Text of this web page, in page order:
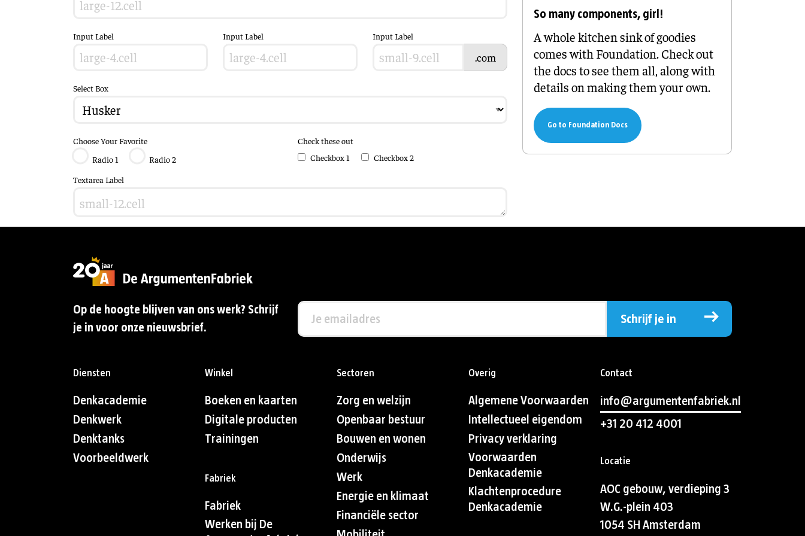
Input Label Input Label Input Label
.com
Select Box
Choose Your Favorite
Radio 1
Radio 2
Check these out
Checkbox 1
Checkbox 2
Textarea Label
So many components, girl!
A whole kitchen sink of goodies
comes with Foundation. Check out
the docs to see them all, along with
details on making them your own.
Go to Foundation Docs
Op de hoogte blijven van ons werk? Schrijf
je in voor onze nieuwsbrief.
Schrijf je in
Diensten
Denkacademie
Denkwerk
Denktanks
Voorbeeldwerk
Winkel
Boeken en kaarten
Digitale producten
Trainingen
Fabriek
Fabriek
Werken bij De
Sectoren
Zorg en welzijn
Openbaar bestuur
Bouwen en wonen
Onderwijs
Werk
Energie en klimaat
Financiële sector
Overig
Algemene Voorwaarden
Intellectueel eigendom
Privacy verklaring
Voorwaarden
Denkacademie
Klachtenprocedure
Denkacademie
Contact
info@argumentenfabriek.nl
+31 20 412 4001
Locatie
AOC gebouw, verdieping 3
W.G.-plein 403
1054 SH Amsterdam